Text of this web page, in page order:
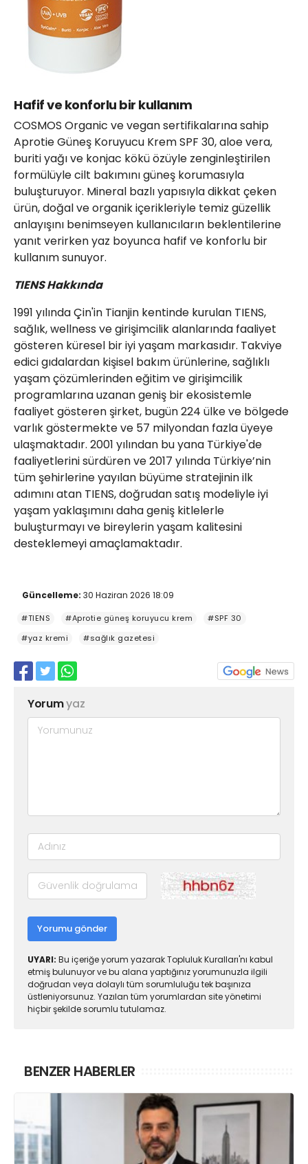
Hafif ve konforlu bir kullanım
COSMOS Organic ve vegan sertifikalarına sahip
Aprotie Güneş Koruyucu Krem SPF 30, aloe vera,
buriti yağı ve konjac kökü özüyle zenginleştirilen
formülüyle cilt bakımını güneş korumasıyla
buluşturuyor. Mineral bazlı yapısıyla dikkat çeken
ürün, doğal ve organik içerikleriyle temiz güzellik
anlayışını benimseyen kullanıcıların beklentilerine
yanıt verirken yaz boyunca hafif ve konforlu bir
kullanım sunuyor.
TIENS Hakkında
1991 yılında Çin'in Tianjin kentinde kurulan TIENS,
sağlık, wellness ve girişimcilik alanlarında faaliyet
gösteren küresel bir iyi yaşam markasıdır. Takviye
edici gıdalardan kişisel bakım ürünlerine, sağlıklı
yaşam çözümlerinden eğitim ve girişimcilik
programlarına uzanan geniş bir ekosistemle
faaliyet gösteren şirket, bugün 224 ülke ve bölgede
varlık göstermekte ve 57 milyondan fazla üyeye
ulaşmaktadır. 2001 yılından bu yana Türkiye'de
faaliyetlerini sürdüren ve 2017 yılında Türkiye’nin
tüm şehirlerine yayılan büyüme stratejinin ilk
adımını atan TIENS, doğrudan satış modeliyle iyi
yaşam yaklaşımını daha geniş kitlelerle
buluşturmayı ve bireylerin yaşam kalitesini
desteklemeyi amaçlamaktadır.
Güncelleme: 30 Haziran 2026 18:09
#TIENS #Aprotie güneş koruyucu krem
#SPF 30
#yaz kremi
#sağlık gazetesi
Yorumyaz
Yorumu gönder
UYARI: Bu içeriğe yorum yazarak Topluluk Kuralları'nı kabul
etmiş bulunuyor ve bu alana yaptığınız yorumunuzla ilgili
doğrudan veya dolaylı tüm sorumluluğu tek başınıza
üstleniyorsunuz. Yazılan tüm yorumlardan site yönetimi
hiçbir şekilde sorumlu tutulamaz.
BENZER HABERLER